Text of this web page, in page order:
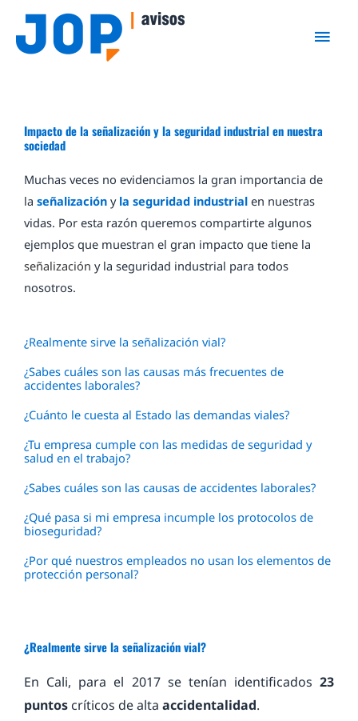
contenido
Impacto de la señalización y la seguridad industrial en nuestra
sociedad
Muchas veces no evidenciamos la gran importancia de
la señalización y la seguridad industrial en nuestras
vidas. Por esta razón queremos compartirte algunos
ejemplos que muestran el gran impacto que tiene la
señalización y la seguridad industrial para todos
nosotros.
¿Realmente sirve la señalización vial?
¿Sabes cuáles son las causas más frecuentes de
accidentes laborales?
¿Cuánto le cuesta al Estado las demandas viales?
¿Tu empresa cumple con las medidas de seguridad y
salud en el trabajo?
¿Sabes cuáles son las causas de accidentes laborales?
¿Qué pasa si mi empresa incumple los protocolos de
bioseguridad?
¿Por qué nuestros empleados no usan los elementos de
protección personal?
¿Realmente sirve la señalización vial?
En Cali, para el 2017 se tenían identificados 23
puntos críticos de alta accidentalidad.